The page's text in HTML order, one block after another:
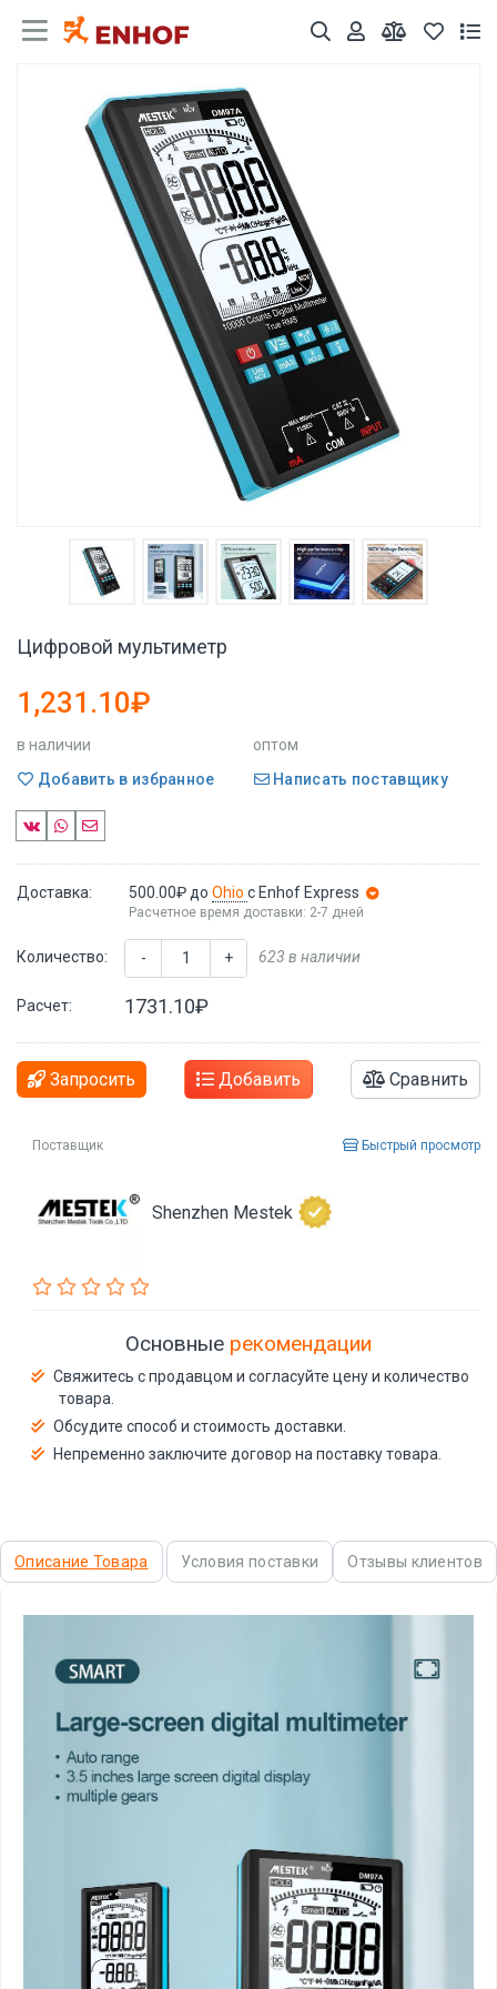
Цифровой мультиметр
1,231.10₽
в наличии
оптом
Добавить в избранное
Написать поставщику
Доставка: 500.00₽ до Ohio с Enhof Express
Расчетное время доставки: 2-7 дней
Количество: - + 623 в наличии
Расчет: 1731.10₽
Запросить Добавить Сравнить
Поставщик Быстрый просмотр
Shenzhen Mestek
Основные рекомендации
Свяжитесь с продавцом и согласуйте цену и количество
товара.
Обсудите способ и стоимость доставки.
Непременно заключите договор на поставку товара.
Описание Товара Условия поставки Отзывы клиентов